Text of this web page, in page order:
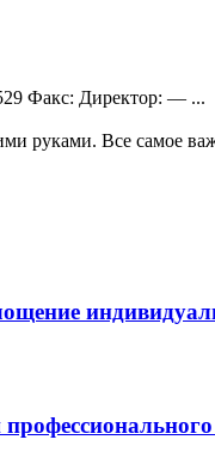
Факс: Директор: — ...
руками. Все самое